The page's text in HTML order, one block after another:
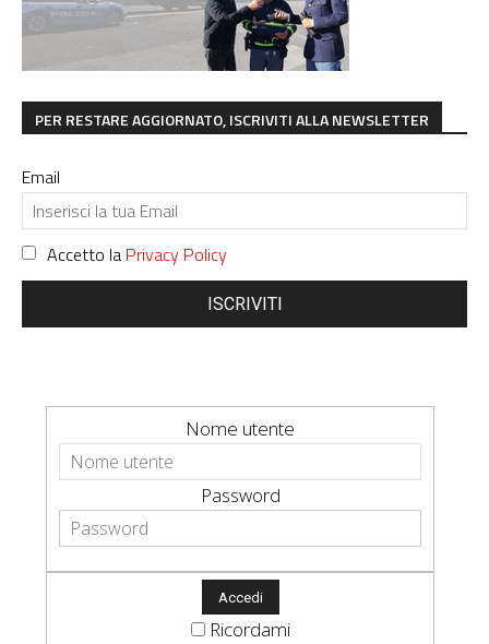
PER RESTARE AGGIORNATO, ISCRIVITI ALLA NEWSLETTER
Email
Accetto la Privacy Policy
ISCRIVITI
Nome utente
Password
Ricordami